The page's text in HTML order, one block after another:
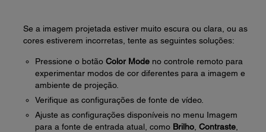
Se a imagem projetada estiver muito escura ou clara, ou as
cores estiverem incorretas, tente as seguintes soluções:
Pressione o botão Color Mode no controle remoto para
experimentar modos de cor diferentes para a imagem e
ambiente de projeção.
Verifique as configurações de fonte de vídeo.
Ajuste as configurações disponíveis no menu Imagem
para a fonte de entrada atual, como Brilho Contraste